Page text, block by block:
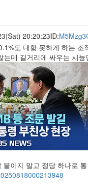
20:20:23ID:
도 대항 못하게 하는 조
는데 길거리에 싸우는 시
붙이지 말고 정당 하나로